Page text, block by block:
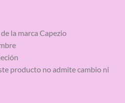
la marca Capezio
producto no admite cambio ni